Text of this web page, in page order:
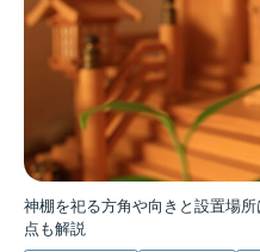
神棚を祀る方角や向きと設置場
点も解説